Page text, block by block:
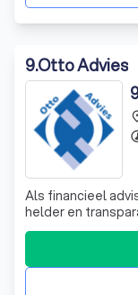
9.Otto Advies
Als financieel
helder en
situatie. Wij
streven ernaar
gemaakt advies te
het maken van de